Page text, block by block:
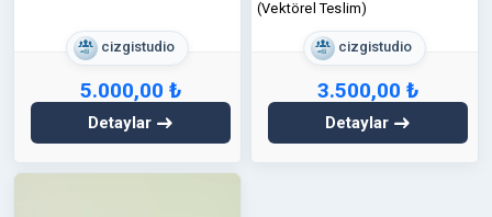
cizgistudio
5.000,00 ₺
Detaylar
(Vektörel Teslim)
cizgistudio
3.500,00 ₺
Detaylar